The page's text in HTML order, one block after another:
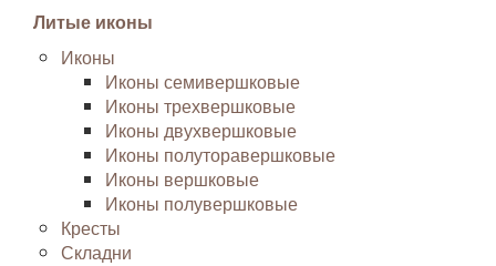
Литые иконы
Иконы
Иконы семивершковые
Иконы трехвершковые
Иконы двухвершковые
Иконы полуторавершковые
Иконы вершковые
Иконы полувершковые
Кресты
Складни